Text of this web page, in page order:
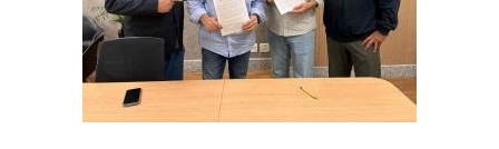
debates e workshops com presenças dos embaixadores
e parceiros da marca, além de convidados especiais.
A House of Progress é um conceito global da Audi que
tem o objetivo de destacar a visão da empresa em quatro